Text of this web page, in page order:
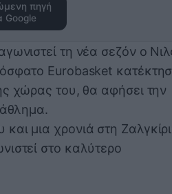
πηγή
Google
τη νέα σεζόν ο
Eurobasket
χώρας του, θα αφήσει την
μια χρονιά στη
στο καλύτερο